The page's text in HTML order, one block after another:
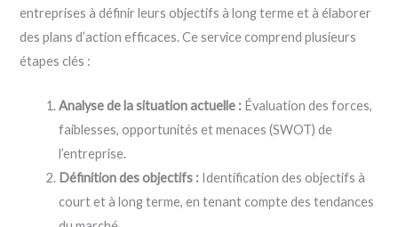
entreprises à définir leurs objectifs à long terme et à élaborer
des plans d’action efficaces. Ce service comprend plusieurs
étapes clés :
Analyse de la situation actuelle : Évaluation des forces,
faiblesses, opportunités et menaces (SWOT) de
l’entreprise.
Définition des objectifs : Identification des objectifs à
court et à long terme, en tenant compte des tendances